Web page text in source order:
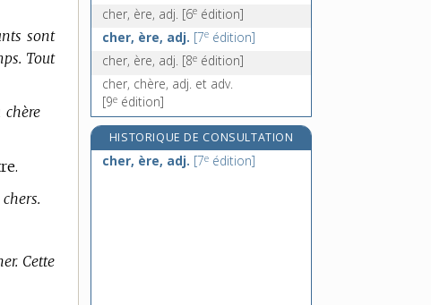
sont
Tout
Cette
cher, ère, adj. [6e édition]
cher, ère, adj. [7e édition]
cher, ère, adj. [8e édition]
cher, chère, adj. et adv.
[9e édition]
HISTORIQUE DE CONSULTATION
cher, ère, adj. [7e édition]